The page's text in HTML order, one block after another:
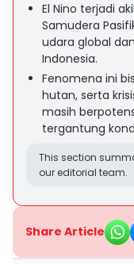
El Nino terjadi
Samudera
udara global
Indonesia.
Fenomena ini
hutan, serta
masih
tergantung
This section
our editorial team.
Share Article